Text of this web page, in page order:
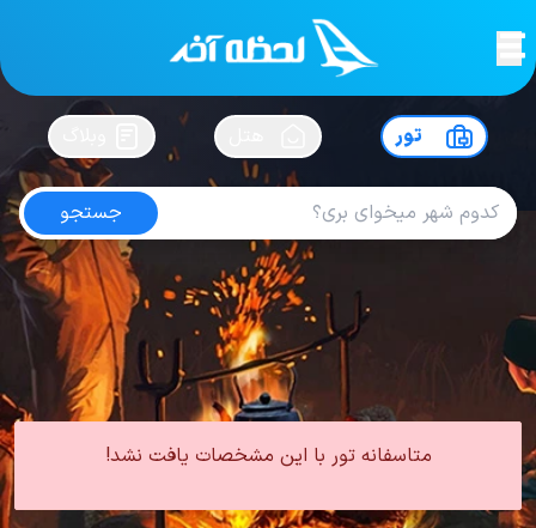
لحظه آخرسفرت رو بساز !
تور
جستجو
تور چابهار زمستان
4.2 از5| از102 کاربر
لحظه آخر تور داخلی تور چابهار تور چابهار زمستان
متاسفانه تور با این مشخصات یافت نشد!